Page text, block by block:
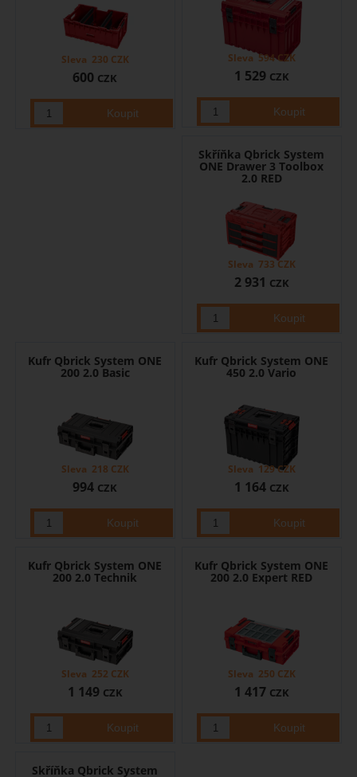
600 CZK
Sleva 230 CZK
1 529 CZK
Sleva 594CZK
Skříňka Qbrick System
ONE Drawer 3 Toolbox
2.0 RED
2 931 CZK
Sleva 733CZK
Kufr Qbrick System ONE
200 2.0 Basic
994 CZK
Sleva 218 CZK
Kufr Qbrick System ONE
450 2.0 Vario
1 164 CZK
Sleva 129CZK
Kufr Qbrick System ONE
200 2.0 Technik
1 149 CZK
Sleva 252 CZK
Kufr Qbrick System ONE
200 2.0 Expert RED
1 417 CZK
Sleva 250 CZK
Skříňka Qbrick System